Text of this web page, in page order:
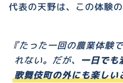
代表の天野は、この体験
たった一回の農業体験
れない。だが、
一日でも
歌舞伎町の外にも楽しい